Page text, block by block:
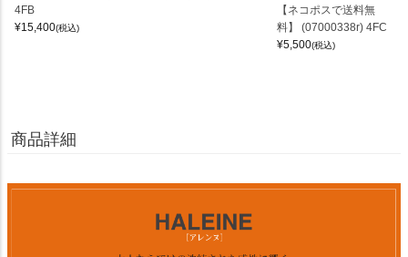
4FB
¥15,400(税込)
【ネコポスで送料無
料】 (07000338r) 4FC
¥5,500(税込)
商品詳細